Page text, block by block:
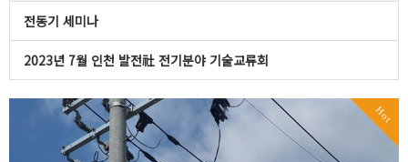
전동기 세미나
2023년 7월 인천 발전社 전기분야 기술교류회
Hot